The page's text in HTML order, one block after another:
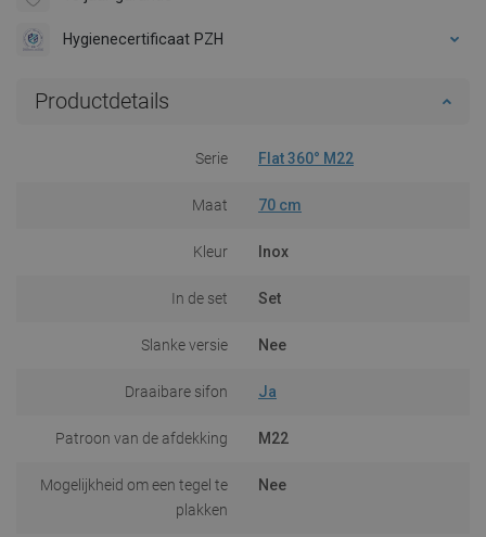
Hygienecertificaat PZH
Productdetails
Serie Flat 360° M22
Maat 70 cm
Kleur Inox
In de set Set
Slanke versie Nee
Draaibare sifon Ja
Patroon van de afdekking M22
Mogelijkheid om een tegel te
plakken
Nee